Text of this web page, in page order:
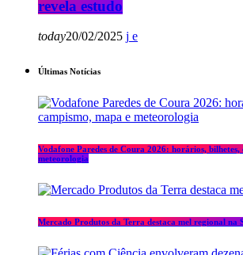
revela estudo
today20/02/2025
Últimas Notícias
Vodafone Paredes de Coura 2026: horários, bilhetes,
meteorologia
Mercado Produtos da Terra destaca mel regional na